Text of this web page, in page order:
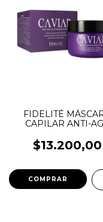
FIDELITÉ
CAPILAR ANTI-
$13.200,00
COMPRAR